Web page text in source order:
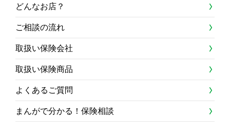
どんなお店？
ご相談の流れ
取扱い保険会社
取扱い保険商品
よくあるご質問
まんがで分かる！保険相談